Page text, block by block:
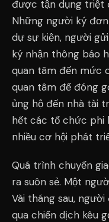
được tận dụng triệt
Những người ký
dự sự kiện, người
ký nhận thông báo
quan tâm đến mức
quan tâm để đóng
ủng hộ đến nhà tài
hết các tổ chức phi
nhiều cơ hội phát
Quá trình chuyển
ra suôn sẻ. Một
Vài tháng sau,
qua chiến dịch kêu